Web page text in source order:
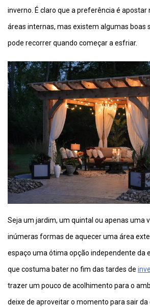
inverno. É claro que a preferência é apostar
áreas internas, mas existem algumas boas
pode recorrer quando começar a esfriar.
Seja um jardim, um quintal ou apenas uma
inúmeras formas de aquecer uma área
espaço uma ótima opção independente da
que costuma bater no fim das tardes de
trazer um pouco de acolhimento para o
deixe de aproveitar o momento para sair da